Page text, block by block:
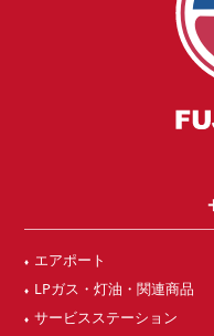
エアポート
LPガス・灯油・関連商品
サービスステーション